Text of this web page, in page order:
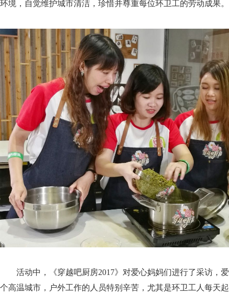
环境，自觉维护城市清洁，珍惜并尊重每位环卫工的劳动成果。
活动中，《穿越吧厨房2017》对爱心妈妈们进行了采访，
个高温城市，户外工作的人员特别辛苦，尤其是环卫工人每天